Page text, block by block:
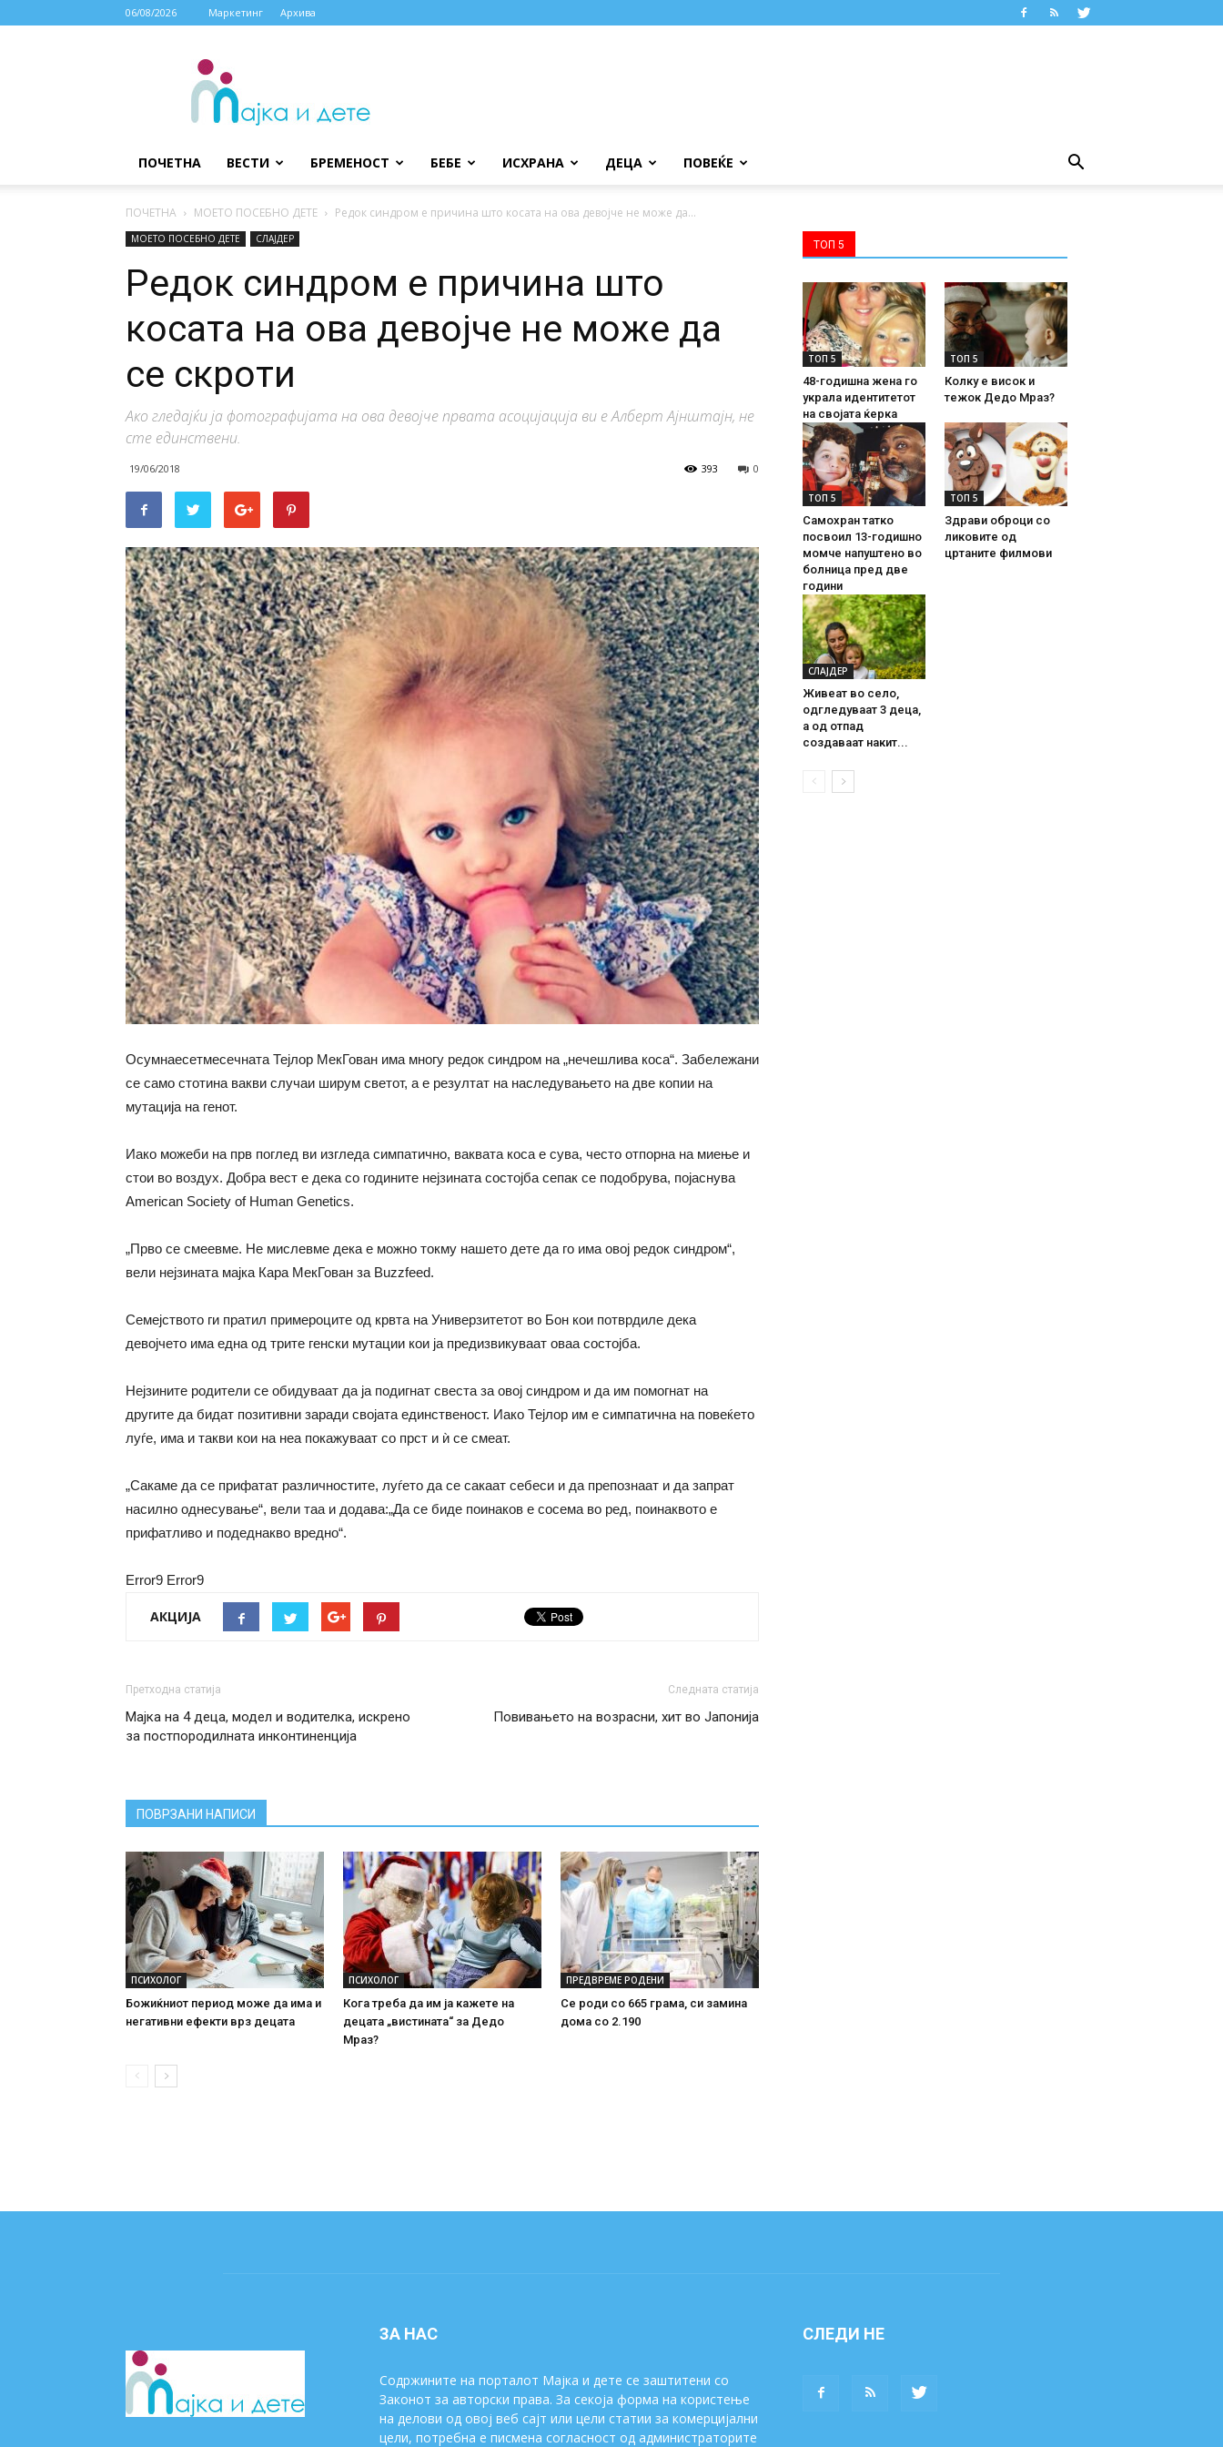
06/08/2026 Маркетинг Архива
МАЈКА
ДЕТЕ
ПОЧЕТНА ВЕСТИ БРЕМЕНОСТ БЕБЕ ИСХРАНА ДЕЦА ПОВЕЌЕ
ПОЧЕТНА МОЕТО ПОСЕБНО ДЕТЕ Редок синдром е причина што косата на ова девојче не може да...
МОЕТО ПОСЕБНО ДЕТЕ СЛАЈДЕР
Редок синдром е причина што
косата на ова девојче не може да
се скроти
Ако гледајќи ја фотографијата на ова девојче првата асоцијација ви е Алберт Ајнштајн, не
сте единствени.
19/06/2018 0
393
Осумнаесетмесечната Тејлор МекГован има многу редок синдром на „нечешлива коса“. Забележани
се само стотина вакви случаи ширум светот, а е резултат на наследувањето на две копии на
мутација на генот.
Иако можеби на прв поглед ви изгледа симпатично, ваквата коса е сува, често отпорна на миење и
стои во воздух. Добра вест е дека со годините нејзината состојба сепак се подобрува, појаснува
American Society of Human Genetics.
„Прво се смеевме. Не мислевме дека е можно токму нашето дете да го има овој редок синдром“,
вели нејзината мајка Кара МекГован за Buzzfeed.
Семејството ги пратил примероците од крвта на Универзитетот во Бон кои потврдиле дека
девојчето има една од трите генски мутации кои ја предизвикуваат оваа состојба.
Нејзините родители се обидуваат да ја подигнат свеста за овој синдром и да им помогнат на
другите да бидат позитивни заради својата единственост. Иако Тејлор им е симпатична на повеќето
луѓе, има и такви кои на неа покажуваат со прст и ѝ се смеат.
„Сакаме да се прифатат различностите, луѓето да се сакаат себеси и да препознаат и да запрат
насилно однесување“, вели таа и додава:„Да се биде поинаков е сосема во ред, поинаквото е
прифатливо и подеднакво вредно“.
Error9 Error9
АКЦИЈА
Претходна статија
Мајка на 4 деца, модел и водителка, искрено
за постпородилната инконтиненција
Следната статија
Повивањето на возрасни, хит во Јапонија
ПОВРЗАНИ НАПИСИ
ПСИХОЛОГ
Божиќниот период може да има и
негативни ефекти врз децата
ПСИХОЛОГ
Кога треба да им ја кажете на
децата „вистината“ за Дедо
Мраз?
ПРЕДВРЕМЕ РОДЕНИ
Се роди со 665 грама, си замина
дома со 2.190
ТОП 5
ТОП 5
48-годишна жена го
украла идентитетот
на својата ќерка
ТОП 5
Колку е висок и
тежок Дедо Мраз?
ТОП 5
Самохран татко
посвоил 13-годишно
момче напуштено во
болница пред две
години
ТОП 5
Здрави оброци со
ликовите од
цртаните филмови
СЛАЈДЕР
Живеат во село,
одгледуваат 3 деца,
а од отпад
создаваат накит...
ЗА НАС
Содржините на порталот Мајка и дете се заштитени со
Законот за авторски права. За секоја форма на користење
на делови од овој веб сајт или цели статии за комерцијални
цели, потребна е писмена согласност од администраторите
СЛЕДИ НЕ